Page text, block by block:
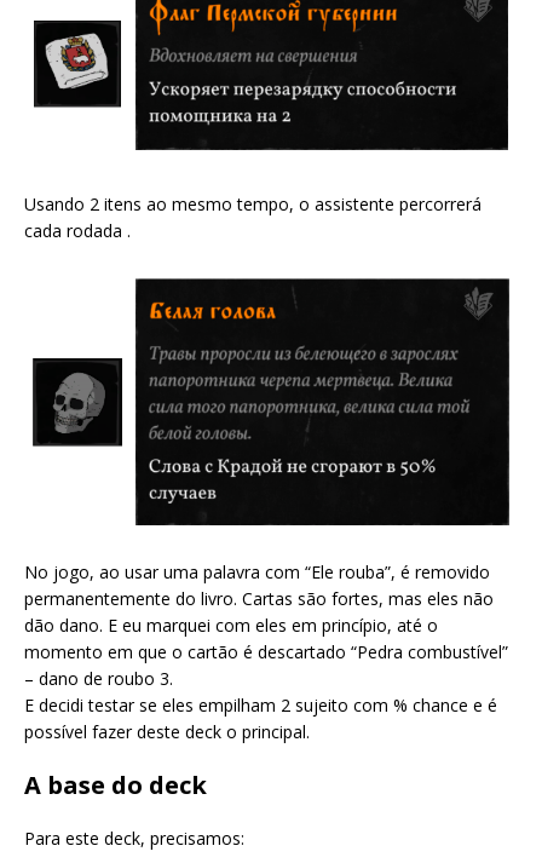
Usando 2 itens ao mesmo tempo, o assistente percorrerá
cada rodada .
No jogo, ao usar uma palavra com “Ele rouba”, é removido
permanentemente do livro. Cartas são fortes, mas eles não
dão dano. E eu marquei com eles em princípio, até o
momento em que o cartão é descartado “Pedra combustível”
– dano de roubo 3.
E decidi testar se eles empilham 2 sujeito com % chance e é
possível fazer deste deck o principal.
A base do deck
Para este deck, precisamos: